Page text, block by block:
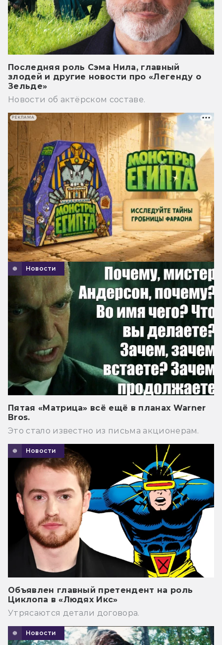
Последняя роль Сэма Нила, главный
злодей и другие новости про «Легенду о
Зельде»
Новости об актёрском составе.
Новости
Пятая «Матрица» всё ещё в планах Warner
Bros.
Это стало известно из письма акционерам.
Новости
Объявлен главный претендент на роль
Циклопа в «Людях Икс»
Утрясаются детали договора.
Новости
РЕКЛАМА